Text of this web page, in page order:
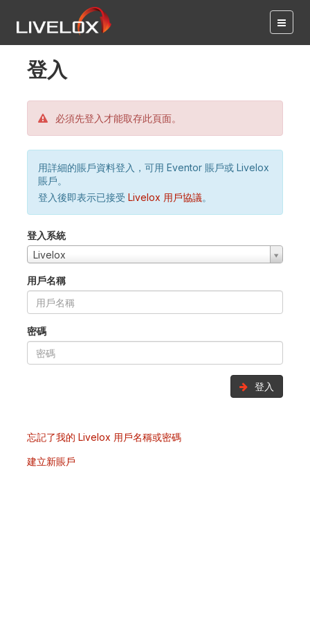
登入
必須先登入才能取存此頁面。
用詳細的賬戶資料登入，可用 Eventor 賬戶或 Livelox
賬戶。
登入後即表示已接受 Livelox 用戶協議。
登入系統
Livelox
用戶名稱
密碼
登入
忘記了我的 Livelox 用戶名稱或密碼
建立新賬戶